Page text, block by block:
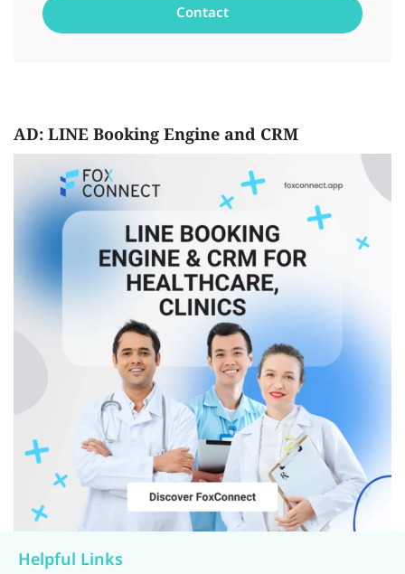
AD: LINE Booking Engine and CRM
Helpful Links